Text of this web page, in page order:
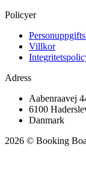
Policyer
Villkor
Adress
Aabenraavej
6100
Danmark
2026 © Booking